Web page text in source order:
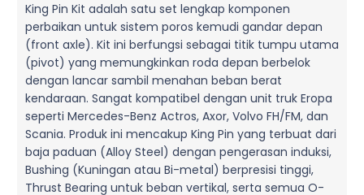
King Pin Kit adalah satu set lengkap komponen
perbaikan untuk sistem poros kemudi gandar depan
(front axle). Kit ini berfungsi sebagai titik tumpu utama
(pivot) yang memungkinkan roda depan berbelok
dengan lancar sambil menahan beban berat
kendaraan. Sangat kompatibel dengan unit truk Eropa
seperti Mercedes-Benz Actros, Axor, Volvo FH/FM, dan
Scania. Produk ini mencakup King Pin yang terbuat dari
baja paduan (Alloy Steel) dengan pengerasan induksi,
Bushing (Kuningan atau Bi-metal) berpresisi tinggi,
Thrust Bearing untuk beban vertikal, serta semua O-